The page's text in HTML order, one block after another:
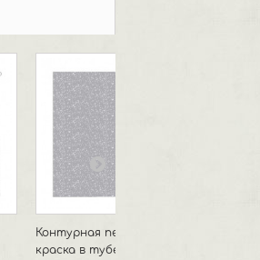
Контурная перламутр.
краска в тубе "Javana...